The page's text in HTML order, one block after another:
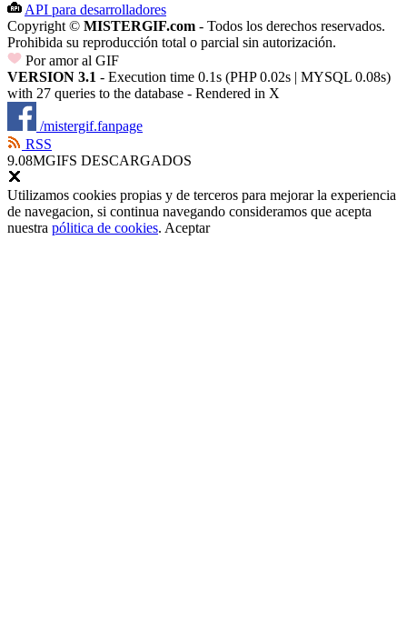
API para desarrolladores
Copyright © MISTERGIF.com - Todos los derechos reservados.
Prohibida su reproducción total o parcial sin autorización.
Por amor al GIF
VERSION 3.1 - Execution time 0.1s (PHP 0.02s | MYSQL 0.08s)
with 27 queries to the database - Rendered in X
/mistergif.fanpage
RSS
9.08MGIFS DESCARGADOS
Utilizamos cookies propias y de terceros para mejorar la experiencia
de navegacion, si continua navegando consideramos que acepta
nuestra pólitica de cookies. Aceptar